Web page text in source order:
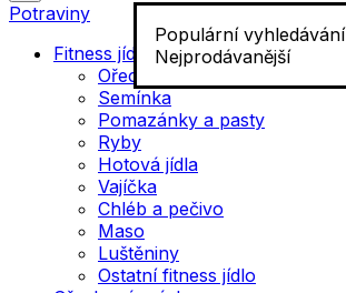
Populární vyhledávání
Nejprodávanější
Potraviny
Fitness jídlo
Ořechy
Semínka
Pomazánky a pasty
Ryby
Hotová jídla
Vajíčka
Chléb a pečivo
Maso
Luštěniny
Ostatní fitness jídlo